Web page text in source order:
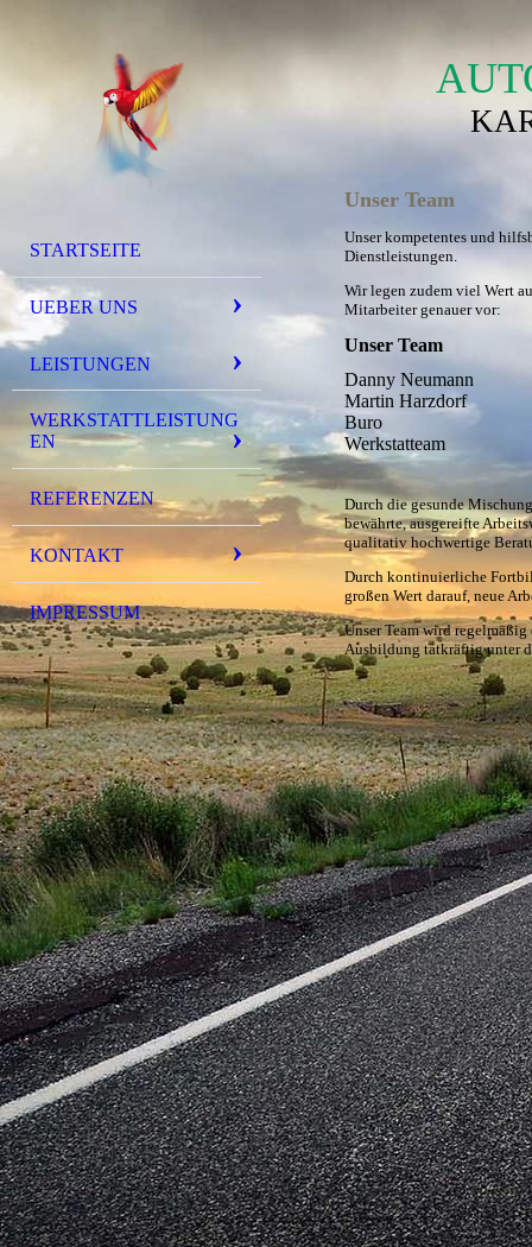
STARTSEITE
UEBER UNS
LEISTUNGEN
WERKSTATTLEISTUNG
EN
REFERENZEN
KONTAKT
IMPRESSUM
Unser Team
Unser kompetentes und
Dienstleistungen.
Wir legen zudem viel Wert
Mitarbeiter genauer vor:
Unser Team
Danny Neumann
Martin Harzdorf
Buro
Werkstatteam
Durch die gesunde
bewährte, ausgereifte
qualitativ hochwertige
Durch kontinuierliche
großen Wert darauf, neue
Unser Team wird
Ausbildung tatkräftig unter